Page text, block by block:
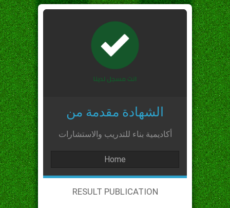
الشهادة مقدمة من
أكاديمية بناء للتدريب والاستشارات
Home
RESULT PUBLICATION